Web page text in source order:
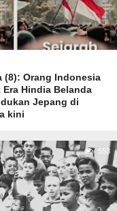
(8): Orang Indonesia
Hindia Belanda
Jepang di
kini
553